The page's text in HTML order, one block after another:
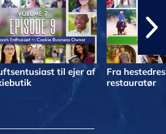
til ejer af
Fra
restauratør